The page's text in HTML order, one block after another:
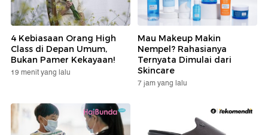
4 Kebiasaan Orang High
Class di Depan Umum,
Bukan Pamer Kekayaan!
19 menit yang lalu
Mau Makeup Makin
Nempel? Rahasianya
Ternyata Dimulai dari
Skincare
7 jam yang lalu